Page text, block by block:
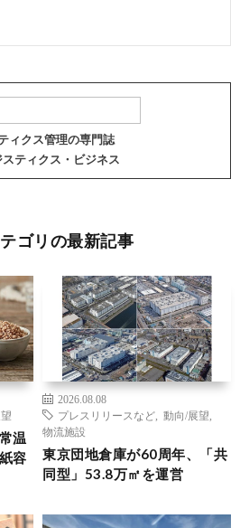
ィクス管理の専門誌
スティクス・ビジネス
ゴリの最新記事
温
容
2026.08.08
プレスリリースなど
動向/展望
物流施設
東京団地倉庫が60周年、「共
同型」53.8万㎡を運営